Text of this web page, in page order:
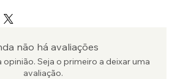
não há avaliações
opinião. Seja o primeiro a deixar uma
avaliação.